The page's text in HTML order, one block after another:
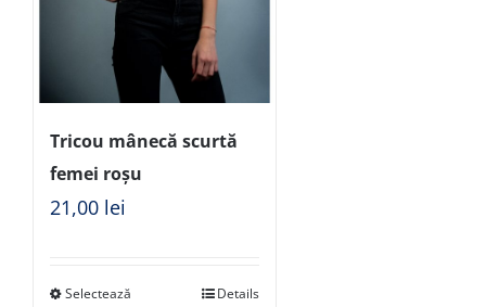
Tricou mânecă scurtă
femei roșu
21,00 lei
Selectează
Details